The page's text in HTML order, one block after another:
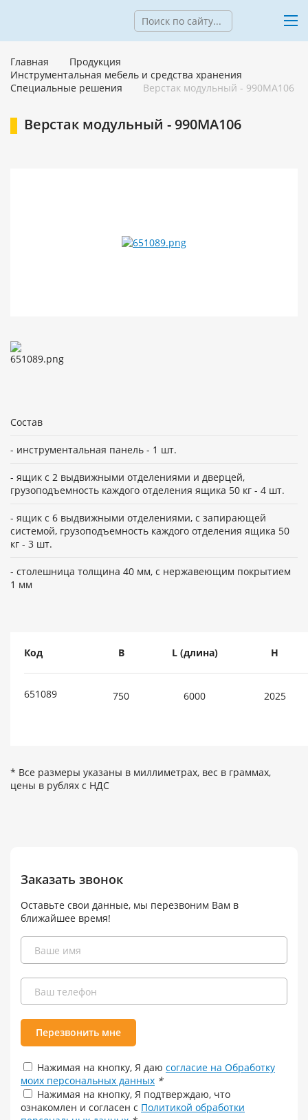
Главная
Продукция
Инструментальная мебель и средства хранения
Специальные решения
Верстак модульный - 990MA106
Верстак модульный - 990MA106
Состав
- инструментальная панель - 1 шт.
- ящик с 2 выдвижными отделениями и дверцей,
грузоподъемность каждого отделения ящика 50 кг - 4 шт.
- ящик с 6 выдвижными отделениями, с запирающей
системой, грузоподъемность каждого отделения ящика 50
кг - 3 шт.
- столешница толщина 40 мм, с нержавеющим покрытием
1 мм
Код B L (длина) H
651089 750 6000 2025
* Все размеры указаны в миллиметрах, вес в граммах,
цены в рублях с НДС
Заказать звонок
Оставьте свои данные, мы перезвоним Вам в
ближайшее время!
Перезвонить мне
Нажимая на кнопку, Я даю согласие на Обработку
моих персональных данных *
Нажимая на кнопку, Я подтверждаю, что
ознакомлен и согласен с Политикой обработки